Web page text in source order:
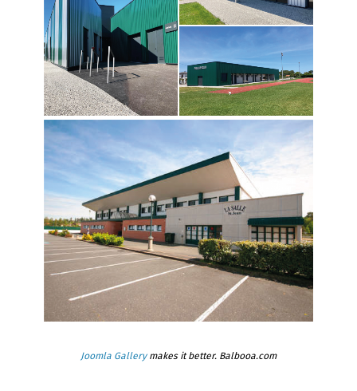
Joomla Gallerymakes it better. Balbooa.com